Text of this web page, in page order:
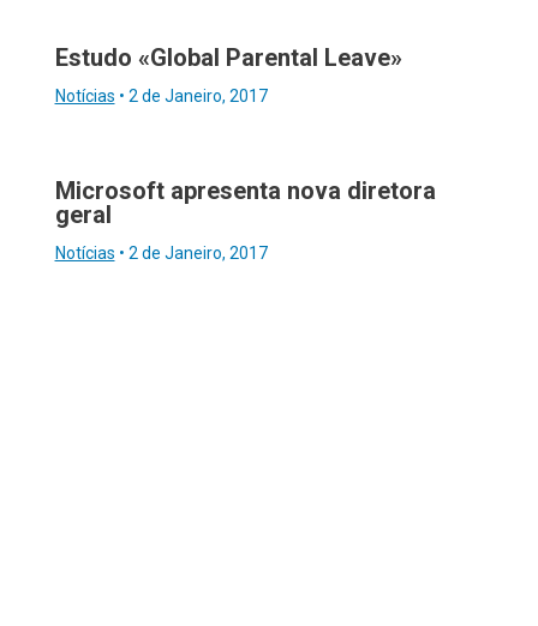
Estudo «Global Parental Leave»
Notícias • 2 de Janeiro, 2017
Microsoft apresenta nova diretora
geral
Notícias • 2 de Janeiro, 2017